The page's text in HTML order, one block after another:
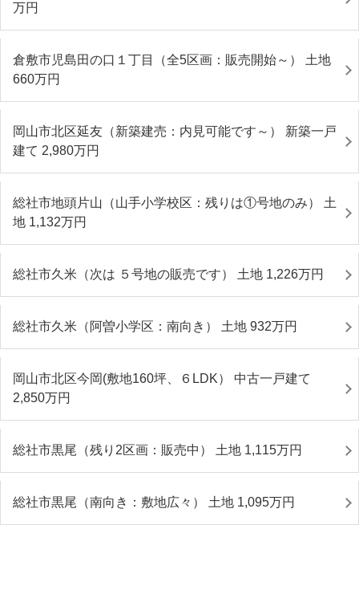
万円
倉敷市児島田の口１丁目（全5区画：販売開始～） 土地
660万円
岡山市北区延友（新築建売：内見可能です～） 新築一戸
建て 2,980万円
総社市地頭片山（山手小学校区：残りは①号地のみ） 土
地 1,132万円
総社市久米（次は ５号地の販売です） 土地 1,226万円
総社市久米（阿曽小学区：南向き） 土地 932万円
岡山市北区今岡(敷地160坪、６LDK） 中古一戸建て
2,850万円
総社市黒尾（残り2区画：販売中） 土地 1,115万円
総社市黒尾（南向き：敷地広々） 土地 1,095万円